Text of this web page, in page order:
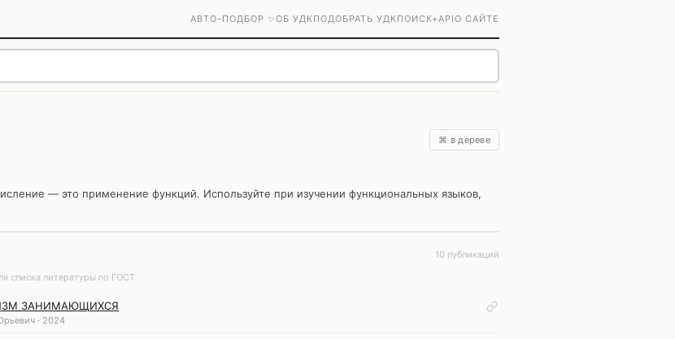
АВТО-ПОДБОР ✨ОБ УДКПОДОБРАТЬ УДКПОИСК+APIО САЙТЕ
⌘ в дереве
— это применение функций. Используйте при изучении функциональных языков,
10 публикаций
списка литературы по ГОСТ.
ЗАНИМАЮЩИХСЯ
· 2024